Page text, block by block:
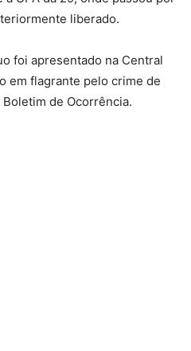
liberado.
foi apresentado na Central
em flagrante pelo crime de
de Ocorrência.